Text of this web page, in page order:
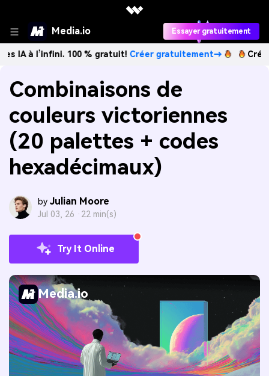
Media.io Essayer gratuitement
100 % gratuit!Créer gratuitement→ Créez des
Combinaisons de
couleurs victoriennes
(20 palettes + codes
hexadécimaux)
by Julian Moore
Jul 03, 26 · 22 min(s)
Try It Online
Media.io